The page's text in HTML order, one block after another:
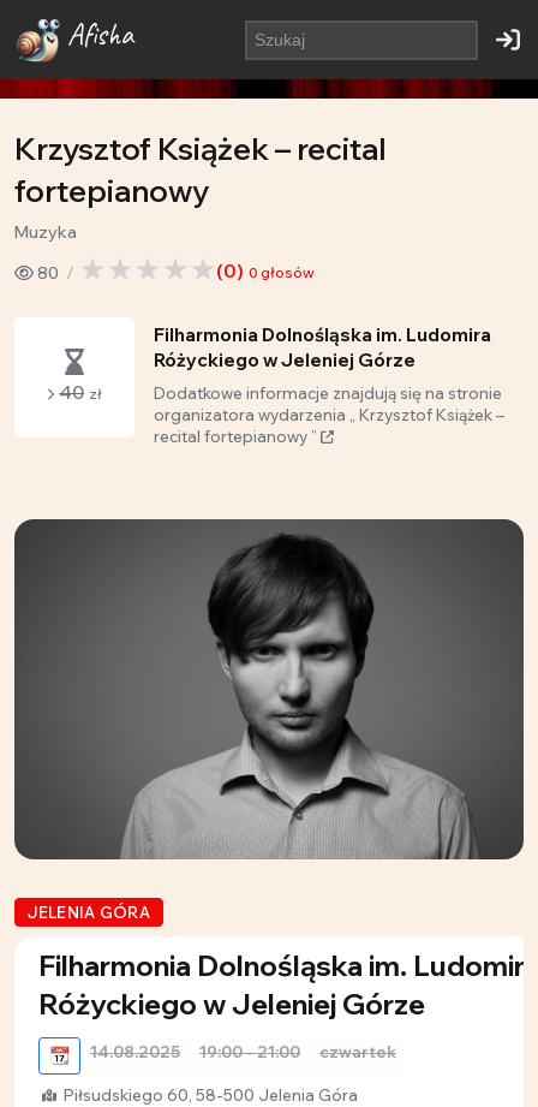
Afisha
Krzysztof Książek – recital
fortepianowy
Muzyka
80
(0) 0 głosów
40 zł
Filharmonia Dolnośląska im. Ludomira
Różyckiego w Jeleniej Górze
Dodatkowe informacje znajdują się na stronie
organizatora wydarzenia „ Krzysztof Książek –
recital fortepianowy ”
JELENIA GÓRA
Filharmonia Dolnośląska im.
Różyckiego w Jeleniej Górze
📆 14.08.2025 19:00 - 21:00 czwartek
Piłsudskiego 60, 58-500 Jelenia Góra